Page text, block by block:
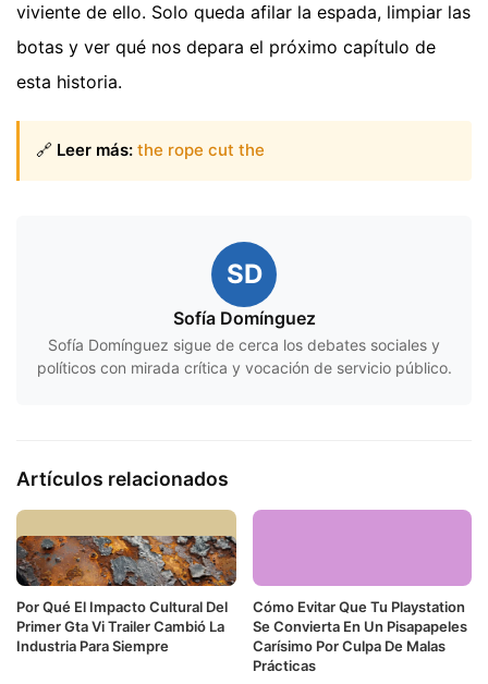
viviente de ello. Solo queda afilar la espada, limpiar las
botas y ver qué nos depara el próximo capítulo de
esta historia.
🔗 Leer más: the rope cut the
SD
Sofía Domínguez
Sofía Domínguez sigue de cerca los debates sociales y
políticos con mirada crítica y vocación de servicio público.
Artículos relacionados
Por Qué El Impacto Cultural Del
Primer Gta Vi Trailer Cambió La
Industria Para Siempre
Cómo Evitar Que Tu Playstation
Se Convierta En Un Pisapapeles
Carísimo Por Culpa De Malas
Prácticas